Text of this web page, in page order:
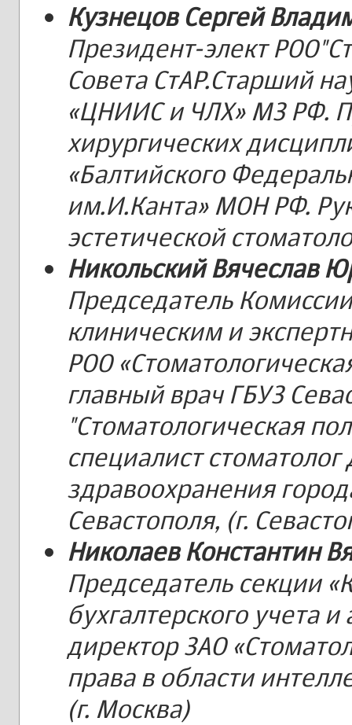
Кузнецов Сергей
Президент-элект
Совета СтАР.Старший
«ЦНИИС и ЧЛХ» МЗ РФ.
хирургических
«Балтийского
им.И.Канта» МОН РФ.
эстетической
Никольский Вячеслав
Председатель
клиническим и
РОО
главный врач ГБУЗ
"Стоматологическая
специалист
здравоохранения
Севастополя, (г.
Николаев Константин
Председатель секции
бухгалтерского учета
директор ЗАО
права в области
(г. Москва)